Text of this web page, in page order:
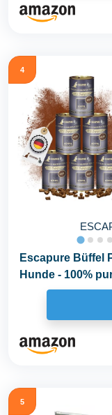
4
Escapure Büffel
Hunde - 100%
5